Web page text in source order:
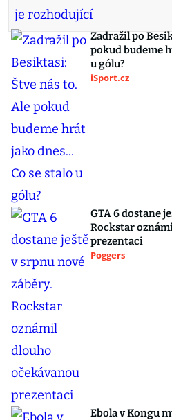
Zadražil po
pokud budeme
u gólu?
iSport.cz
GTA 6 dostane
Rockstar
prezentaci
Poggers
Ebola v Kongu